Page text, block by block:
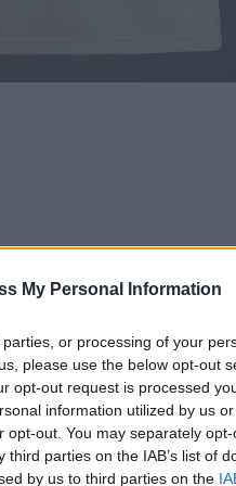
My Personal Information
or processing of your
please use the below opt-out
opt-out request is processed
information utilized by us
out. You may separately
parties on the IAB’s list of
by us to third parties on the
un aspecto limpio